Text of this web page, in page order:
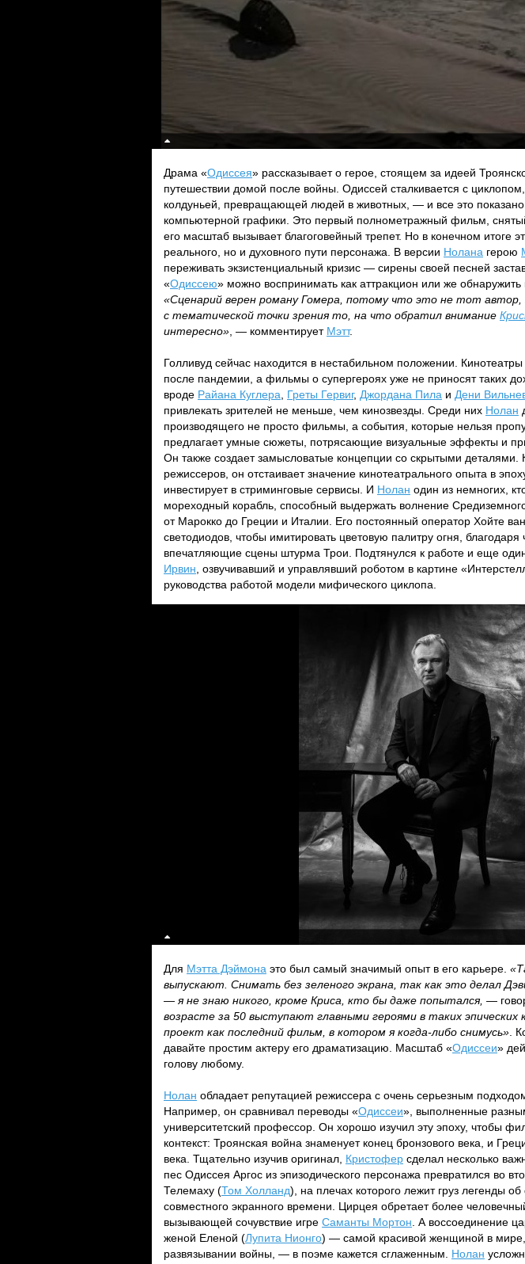
Драма «Одиссея» рассказывает о герое, стоящем за идеей
путешествии домой после войны. Одиссей сталкивается с
колдуньей, превращающей людей в животных, — и все это
компьютерной графики. Это первый полнометражный фильм,
его масштаб вызывает благоговейный трепет. Но в конечном итоге
реального, но и духовного пути персонажа. В версии Нолана герою
переживать экзистенциальный кризис — сирены своей песней
«Одиссею» можно воспринимать как аттракцион или же обнаружить
«Сценарий верен роману Гомера, потому что это не тот
с тематической точки зрения то, на что обратил внимание
интересно» , — комментирует Мэтт.
Голливуд сейчас находится в нестабильном положении.
после пандемии, а фильмы о супергероях уже не приносят таких
вроде Райана Куглера Греты Гервиг, Джордана Пила и Дени
привлекать зрителей не меньше, чем кинозвезды. Среди них Нолан
производящего не просто фильмы, а события, которые нельзя
предлагает умные сюжеты, потрясающие визуальные эффекты и
Он также создает замысловатые концепции со скрытыми деталями.
режиссеров, он отстаивает значение кинотеатрального опыта в
инвестирует в стриминговые сервисы. И Нолан один из немногих,
мореходный корабль, способный выдержать волнение
от Марокко до Греции и Италии. Его постоянный оператор Хойте
светодиодов, чтобы имитировать цветовую палитру огня, благодаря
впечатляющие сцены штурма Трои. Подтянулся к работе и еще
Ирвин , озвучивавший и управлявший роботом в картине
руководства работой модели мифического циклопа.
Для Мэтта Дэймона это был самый значимый опыт в его карьере.
выпускают. Снимать без зеленого экрана, так как это делал
— я не знаю никого, кроме Криса, кто бы даже попытался, —
возрасте за 50 выступают главными героями в таких
проект как последний фильм, в котором я когда-либо снимусь» .
давайте простим актеру его драматизацию. Масштаб «Одиссеи»
голову любому.
Нолан обладает репутацией режиссера с очень серьезным
Например, он сравнивал переводы «Одиссеи», выполненные
университетский профессор. Он хорошо изучил эту эпоху, чтобы
контекст: Троянская война знаменует конец бронзового века, и
века. Тщательно изучив оригинал, Кристофер сделал несколько
пес Одиссея Аргос из эпизодического персонажа превратился во
Телемаху (Том Холланд), на плечах которого лежит груз легенды
совместного экранного времени. Цирцея обретает более
вызывающей сочувствие игре Саманты Мортон . А воссоединение
женой Еленой (Лупита Нионго) — самой красивой женщиной в
развязывании войны, — в поэме кажется сглаженным. Нолан